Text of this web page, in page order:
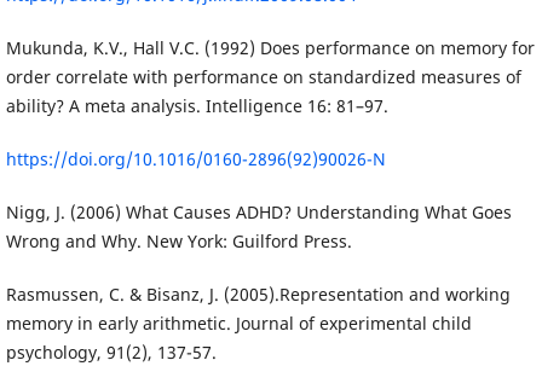
Mukunda, K.V., Hall V.C. (1992) Does performance on memory for
order correlate with performance on standardized measures of
ability? A meta analysis. Intelligence 16: 81–97.
https://doi.org/10.1016/0160-2896(92)90026-N
Nigg, J. (2006) What Causes ADHD? Understanding What Goes
Wrong and Why. New York: Guilford Press.
Rasmussen, C. & Bisanz, J. (2005).Representation and working
memory in early arithmetic. Journal of experimental child
psychology, 91(2), 137-57.